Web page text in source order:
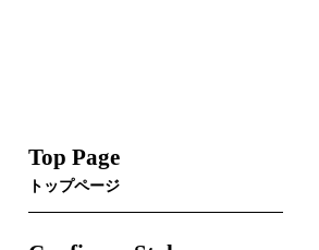
Top Page
トップページ